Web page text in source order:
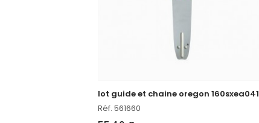
lot guide et chaine oregon 160sxea041
Réf. 561660